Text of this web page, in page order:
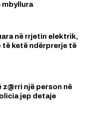
mbyllura
në rrjetin elektrik,
të ketë ndërprerje të
z@rri një person në
jep detaje